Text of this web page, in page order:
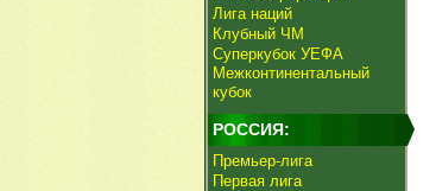
Лига наций
Клубный ЧМ
Суперкубок УЕФА
Межконтинентальный
кубок
РОССИЯ:
Премьер-лига
Первая лига